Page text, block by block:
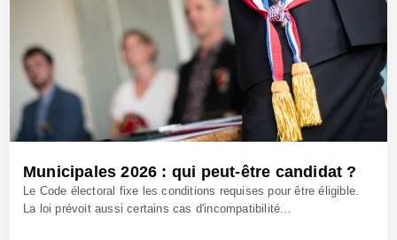
Municipales 2026 : qui peut-être candidat ?
Le Code électoral fixe les conditions requises pour être éligible.
La loi prévoit aussi certains cas d'incompatibilité...